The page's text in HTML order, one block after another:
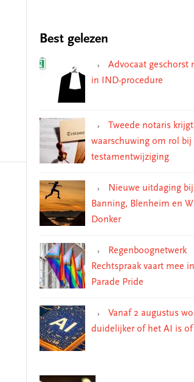
Best gelezen
Advocaat geschorst
in IND-procedure
Tweede notaris krijgt
waarschuwing om rol bij
testamentwijziging
Nieuwe uitdaging
Banning, Blenheim en
Donker
Regenboognetwerk
Rechtspraak vaart mee
Parade Pride
Vanaf 2 augustus
duidelijker of het AI is